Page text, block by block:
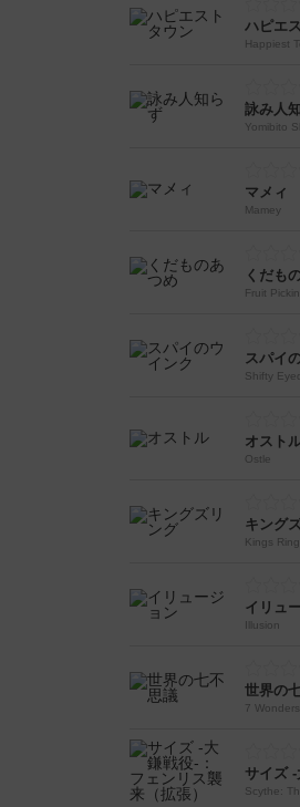
ハピエ
Happiest
詠み人
Yomibito
マメィ
Mamey
くだも
Fruit
スパイ
Shifty
オスト
Ostle
キング
Kings Ring
イリュ
Illusion
世界の
7 Wonders
サイズ -
Scythe: